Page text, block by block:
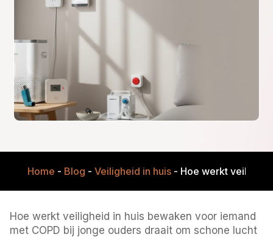
Home - Blog - Veiligheid in huis- Hoe werkt
Hoe werkt veiligheid in huis bewaken voor iemand
met COPD bij jonge ouders draait om schone lucht